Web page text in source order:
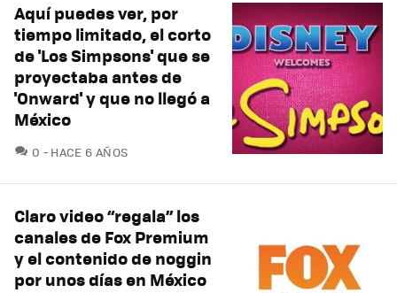
Aquí puedes ver, por
tiempo limitado, el corto
de 'Los Simpsons' que se
proyectaba antes de
'Onward' y que no llegó a
México
0 COMENTARIOS
HACE 6 AÑOS
Claro video “regala” los
canales de Fox Premium
y el contenido de noggin
por unos días en México